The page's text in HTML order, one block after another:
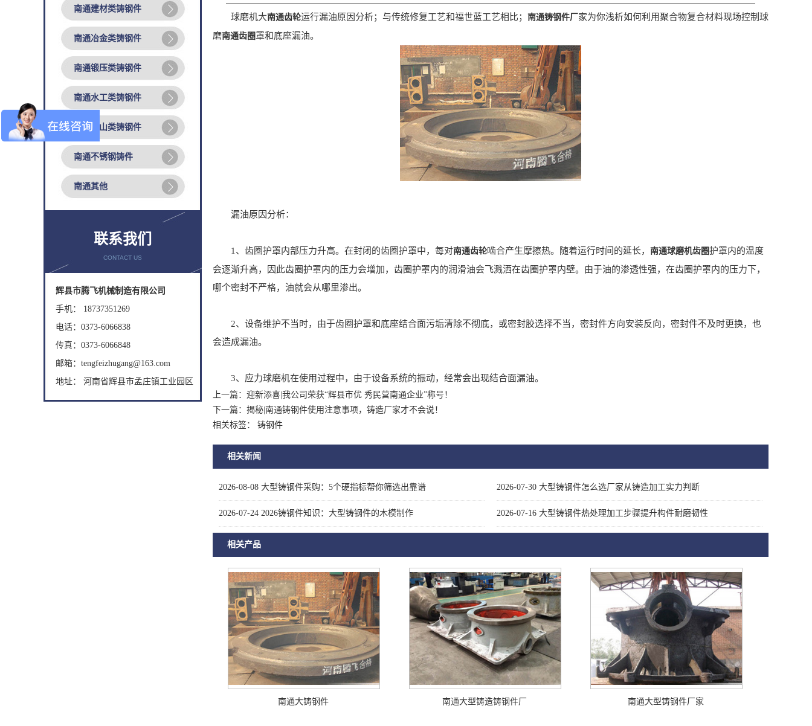
南通建材类铸钢件
南通冶金类铸钢件
南通锻压类铸钢件
南通水工类铸钢件
南通矿山类铸钢件
南通不锈钢铸件
南通其他
联系我们
CONTACT US
辉县市腾飞机械制造有限公司
手机： 18737351269
电话：0373-6066838
传真：0373-6066848
邮箱：tengfeizhugang@163.com
地址： 河南省辉县市孟庄镇工业园区
球磨机大南通齿轮运行漏油原因分析；与传统修复工艺和福世蓝工艺相比； 南通铸钢件厂 家为你浅析如何利用聚合物复合材料现场控制球
磨南通齿圈 罩和底座漏油。
漏油原因分析：
1、齿圈护罩内部压力升高。在封闭的齿圈护罩中，每对南通齿轮啮合产生摩擦热。随着运行时间的延长， 南通球磨机齿圈护罩内的温度
会逐渐升高，因此齿圈护罩内的压力会增加，齿圈护罩内的润滑油会飞溅洒在齿圈护罩内壁。由于油的渗透性强，在齿圈护罩内的压力下，
哪个密封不严格，油就会从哪里渗出。
2、设备维护不当时，由于齿圈护罩和底座结合面污垢清除不彻底，或密封胶选择不当，密封件方向安装反向，密封件不及时更换，也
会造成漏油。
3、应力球磨机在使用过程中，由于设备系统的振动，经常会出现结合面漏油。
上一篇： 迎新添喜|我公司荣获“辉县市优 秀民营南通企业”称号！
下一篇： 揭秘|南通铸钢件使用注意事项，铸造厂家才不会说！
相关标签： 铸钢件
相关新闻
2026-08-08 大型铸钢件采购：5个硬指标帮你筛选出靠谱 2026-07-30 大型铸钢件怎么选厂家从铸造加工实力判断
2026-07-24 2026铸钢件知识：大型铸钢件的木模制作 2026-07-16 大型铸钢件热处理加工步骤提升构件耐磨韧性
相关产品
南通大铸钢件 南通大型铸造铸钢件厂 南通大型铸钢件厂家